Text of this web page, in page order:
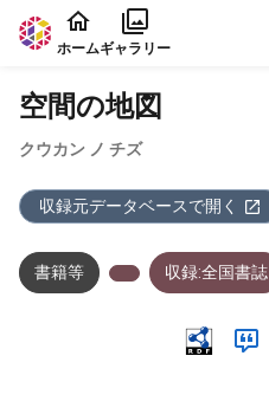
本文に飛ぶ
ホームギャラリー
空間の地図
クウカン ノ チズ
収録元データベースで開く
書籍等 収録:全国書誌